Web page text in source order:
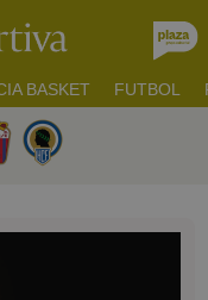
BASKET FUTBOL